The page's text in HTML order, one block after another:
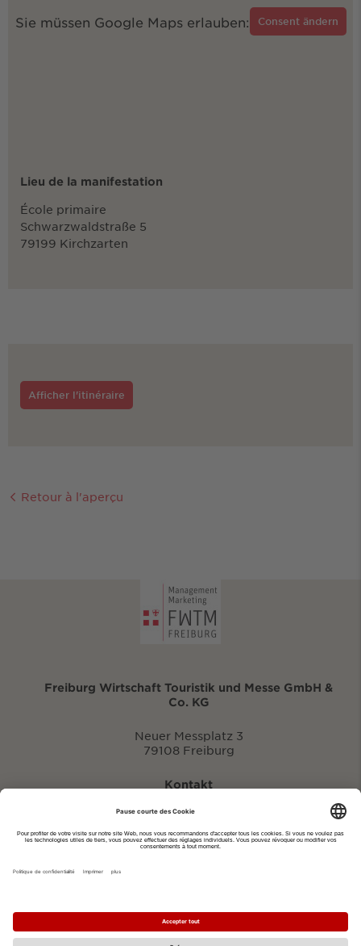
Sie müssen Google Maps erlauben: Consent ändern
Lieu de la manifestation
École primaire
Schwarzwaldstraße 5
79199 Kirchzarten
Afficher l'itinéraire
Retour à l'aperçu
Freiburg Wirtschaft Touristik und Messe GmbH &
Co. KG
Neuer Messplatz 3
79108 Freiburg
Kontakt
eventportal@fwtm.de
Imprimer